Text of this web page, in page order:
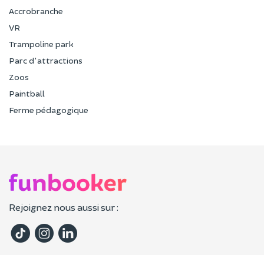
Accrobranche
VR
Trampoline park
Parc d'attractions
Zoos
Paintball
Ferme pédagogique
Rejoignez nous aussi sur :